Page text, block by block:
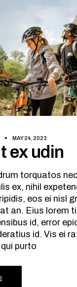
MAY 24, 2023
ex udin
torquatos
ex, nihil
eos ei nisl
an. Eius lorem
id, error
id. Vis ei
purto